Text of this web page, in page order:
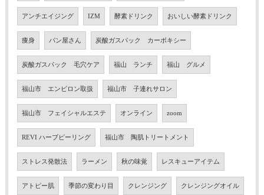
アンチエイジング IZM 酵素ドリンク おいしい酵素ドリンク
痩身 パン屋さん 炭酸ガスパック カーボキシー
炭酸ガスパック 毛穴ケア 福山 ランチ 福山 グルメ
福山市 エンビロン取扱 福山市 子連れサロン
福山市 フェイシャルエステ オンライン zoom
REVI ハーブピーリング 福山市 陶肌トリートメント
ストレス発散法 ラーメン 秋の味覚 レスキューアイテム
アトピー肌 季節の変わり目 クレンジング クレンジングオイル